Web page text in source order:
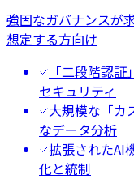
強固なガバナンスが
想定する方向け
「二段階認
セキュリティ
大規模な「カ
なデータ分析
拡張されたAI
化と統制